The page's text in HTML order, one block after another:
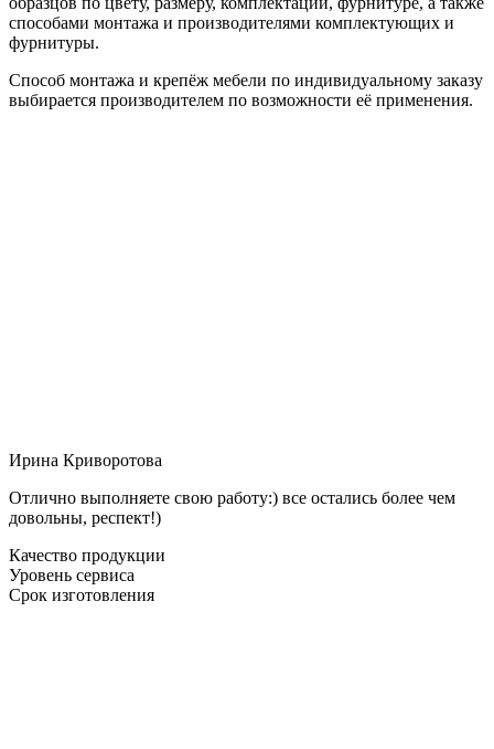
способами монтажа и производителями комплектующих и
фурнитуры.
Способ монтажа и крепёж мебели по индивидуальному заказу
выбирается производителем по возможности её применения.
Ирина Криворотова
Отлично выполняете свою работу:) все остались более чем
довольны, респект!)
Качество продукции
Уровень сервиса
Срок изготовления